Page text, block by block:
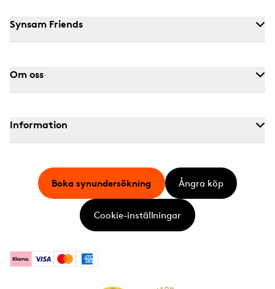
Synsam Friends
Om oss
Information
KlarnaVisa MastercardAmerican Express
Boka synundersökning Ångra köp
Cookie-inställningar